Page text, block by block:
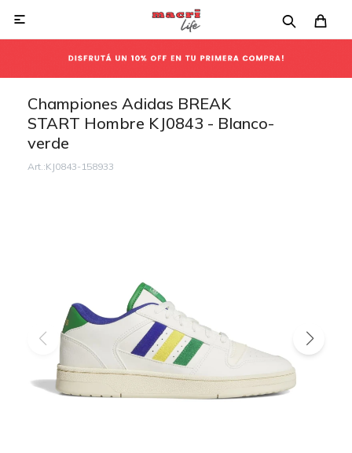

Championes Adidas BREAK
START Hombre KJ0843 - Blanco-
verde
KJ0843-158933